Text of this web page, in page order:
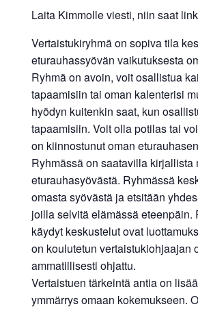
Laita Kimmolle viesti, niin saat
Vertaistukiryhmä on sopiva tila
eturauhassyövän vaikutuksesta
Ryhmä on avoin, voit osallistua
tapaamisiin tai oman kalenterisi
hyödyn kuitenkin saat, kun
tapaamisiin. Voit olla potilas tai
on kiinnostunut oman
Ryhmässä on saatavilla kirjallista
eturauhasyövästä. Ryhmässä
omasta syövästä ja etsitään
joilla selvitä elämässä eteenpäin.
käydyt keskustelut ovat
on koulutetun vertaistukiohjaajan
ammatillisesti ohjattu.
Vertaistuen tärkeintä antia on
ymmärrys omaan kokemukseen.